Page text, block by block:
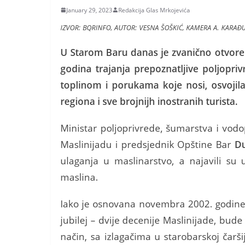
January 29, 2023 Redakcija Glas Mrkojevića
IZVOR: BQRINFO, AUTOR: VESNA ŠOŠKIĆ, KAMERA A.
U Starom Baru danas je zvanično
godina trajanja prepoznatljive
toplinom i porukama koje nosi,
regiona i sve brojnijh inostranih turista.
Ministar poljoprivrede, šumarstva i
Maslinijadu i predsjednik Opštine Bar
ulaganja u maslinarstvo, a najavili su
maslina.
Iako je osnovana novembra 2002.
jubilej – dvije decenije Maslinijade,
način, sa izlagačima u starobarskoj